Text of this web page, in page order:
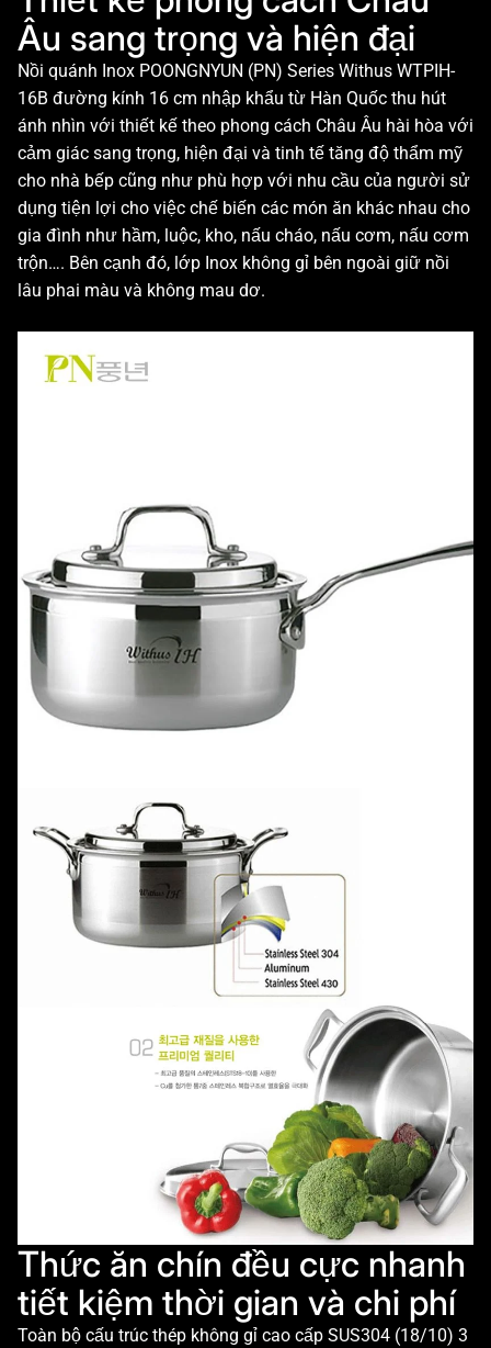
Âu sang trọng và hiện đại
Nồi quánh Inox POONGNYUN (PN) Series Withus WTPIH-
16B đường kính 16 cm nhập khẩu từ Hàn Quốc thu hút
ánh nhìn với thiết kế theo phong cách Châu Âu hài hòa với
cảm giác sang trọng, hiện đại và tinh tế tăng độ thẩm mỹ
cho nhà bếp cũng như phù hợp với nhu cầu của người sử
dụng tiện lợi cho việc chế biến các món ăn khác nhau cho
gia đình như hầm, luộc, kho, nấu cháo, nấu cơm, nấu cơm
trộn…. Bên cạnh đó, lớp Inox không gỉ bên ngoài giữ nồi
lâu phai màu và không mau dơ.
Thức ăn chín đều cực nhanh
tiết kiệm thời gian và chi phí
Toàn bộ cấu trúc thép không gỉ cao cấp SUS304 (18/10) 3